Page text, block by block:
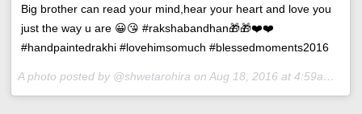
Big brother can read your mind,hear your heart and love you
just the way u are 😀😘 #rakshabandhan🎁🎁❤️❤️
#handpaintedrakhi #lovehimsomuch #blessedmoments2016
A photo posted by @shwetarohira onAug 18, 2016 at 4:59am PDT